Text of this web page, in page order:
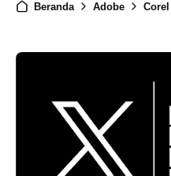
Beranda Adobe Corel